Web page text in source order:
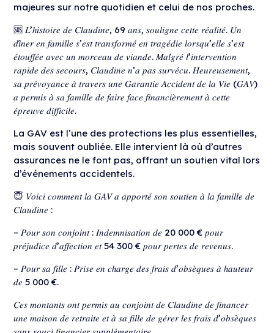
majeures sur notre quotidien et celui de nos proches.
🆘 𝐿’ℎ𝑖𝑠𝑡𝑜𝑖𝑟𝑒 𝑑𝑒 𝐶𝑙𝑎𝑢𝑑𝑖𝑛𝑒, 69 𝑎𝑛𝑠, 𝑠𝑜𝑢𝑙𝑖𝑔𝑛𝑒 𝑐𝑒𝑡𝑡𝑒 𝑟𝑒́𝑎𝑙𝑖𝑡𝑒́. 𝑈𝑛
𝑑𝑖̂𝑛𝑒𝑟 𝑒𝑛 𝑓𝑎𝑚𝑖𝑙𝑙𝑒 𝑠’𝑒𝑠𝑡 𝑡𝑟𝑎𝑛𝑠𝑓𝑜𝑟𝑚𝑒́ 𝑒𝑛 𝑡𝑟𝑎𝑔𝑒́𝑑𝑖𝑒 𝑙𝑜𝑟𝑠𝑞𝑢’𝑒𝑙𝑙𝑒 𝑠’𝑒𝑠𝑡
𝑒́𝑡𝑜𝑢𝑓𝑓𝑒́𝑒 𝑎𝑣𝑒𝑐 𝑢𝑛 𝑚𝑜𝑟𝑐𝑒𝑎𝑢 𝑑𝑒 𝑣𝑖𝑎𝑛𝑑𝑒. 𝑀𝑎𝑙𝑔𝑟𝑒́ 𝑙’𝑖𝑛𝑡𝑒𝑟𝑣𝑒𝑛𝑡𝑖𝑜𝑛
𝑟𝑎𝑝𝑖𝑑𝑒 𝑑𝑒𝑠 𝑠𝑒𝑐𝑜𝑢𝑟𝑠, 𝐶𝑙𝑎𝑢𝑑𝑖𝑛𝑒 𝑛’𝑎 𝑝𝑎𝑠 𝑠𝑢𝑟𝑣𝑒́𝑐𝑢. 𝐻𝑒𝑢𝑟𝑒𝑢𝑠𝑒𝑚𝑒𝑛𝑡,
𝑠𝑎 𝑝𝑟𝑒́𝑣𝑜𝑦𝑎𝑛𝑐𝑒 𝑎̀ 𝑡𝑟𝑎𝑣𝑒𝑟𝑠 𝑢𝑛𝑒 𝐺𝑎𝑟𝑎𝑛𝑡𝑖𝑒 𝐴𝑐𝑐𝑖𝑑𝑒𝑛𝑡 𝑑𝑒 𝑙𝑎 𝑉𝑖𝑒 (𝐺𝐴𝑉)
𝑎 𝑝𝑒𝑟𝑚𝑖𝑠 𝑎̀ 𝑠𝑎 𝑓𝑎𝑚𝑖𝑙𝑙𝑒 𝑑𝑒 𝑓𝑎𝑖𝑟𝑒 𝑓𝑎𝑐𝑒 𝑓𝑖𝑛𝑎𝑛𝑐𝑖𝑒̀𝑟𝑒𝑚𝑒𝑛𝑡 𝑎̀ 𝑐𝑒𝑡𝑡𝑒
𝑒́𝑝𝑟𝑒𝑢𝑣𝑒 𝑑𝑖𝑓𝑓𝑖𝑐𝑖𝑙𝑒.
La GAV est l’une des protections les plus essentielles,
mais souvent oubliée. Elle intervient là où d’autres
assurances ne le font pas, offrant un soutien vital lors
d’événements accidentels.
😇 𝑉𝑜𝑖𝑐𝑖 𝑐𝑜𝑚𝑚𝑒𝑛𝑡 𝑙𝑎 𝐺𝐴𝑉 𝑎 𝑎𝑝𝑝𝑜𝑟𝑡𝑒́ 𝑠𝑜𝑛 𝑠𝑜𝑢𝑡𝑖𝑒𝑛 𝑎̀ 𝑙𝑎 𝑓𝑎𝑚𝑖𝑙𝑙𝑒 𝑑𝑒
𝐶𝑙𝑎𝑢𝑑𝑖𝑛𝑒 :
– 𝑃𝑜𝑢𝑟 𝑠𝑜𝑛 𝑐𝑜𝑛𝑗𝑜𝑖𝑛𝑡 : 𝐼𝑛𝑑𝑒𝑚𝑛𝑖𝑠𝑎𝑡𝑖𝑜𝑛 𝑑𝑒 20 000 € 𝑝𝑜𝑢𝑟
𝑝𝑟𝑒́𝑗𝑢𝑑𝑖𝑐𝑒 𝑑’𝑎𝑓𝑓𝑒𝑐𝑡𝑖𝑜𝑛 𝑒𝑡 54 300 € 𝑝𝑜𝑢𝑟 𝑝𝑒𝑟𝑡𝑒𝑠 𝑑𝑒 𝑟𝑒𝑣𝑒𝑛𝑢𝑠.
– 𝑃𝑜𝑢𝑟 𝑠𝑎 𝑓𝑖𝑙𝑙𝑒 : 𝑃𝑟𝑖𝑠𝑒 𝑒𝑛 𝑐ℎ𝑎𝑟𝑔𝑒 𝑑𝑒𝑠 𝑓𝑟𝑎𝑖𝑠 𝑑’𝑜𝑏𝑠𝑒̀𝑞𝑢𝑒𝑠 𝑎̀ ℎ𝑎𝑢𝑡𝑒𝑢𝑟
𝑑𝑒 5 000 €.
𝐶𝑒𝑠 𝑚𝑜𝑛𝑡𝑎𝑛𝑡𝑠 𝑜𝑛𝑡 𝑝𝑒𝑟𝑚𝑖𝑠 𝑎𝑢 𝑐𝑜𝑛𝑗𝑜𝑖𝑛𝑡 𝑑𝑒 𝐶𝑙𝑎𝑢𝑑𝑖𝑛𝑒 𝑑𝑒 𝑓𝑖𝑛𝑎𝑛𝑐𝑒𝑟
𝑢𝑛𝑒 𝑚𝑎𝑖𝑠𝑜𝑛 𝑑𝑒 𝑟𝑒𝑡𝑟𝑎𝑖𝑡𝑒 𝑒𝑡 𝑎̀ 𝑠𝑎 𝑓𝑖𝑙𝑙𝑒 𝑑𝑒 𝑔𝑒́𝑟𝑒𝑟 𝑙𝑒𝑠 𝑓𝑟𝑎𝑖𝑠 𝑑’𝑜𝑏𝑠𝑒̀𝑞𝑢𝑒𝑠